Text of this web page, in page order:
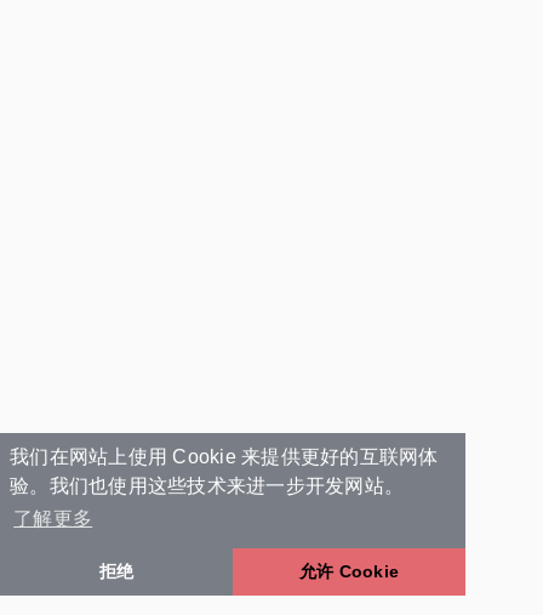
我们在网站上使用 Cookie 来提供更好的互联网体
验。我们也使用这些技术来进一步开发网站。
了解更多
拒绝 允许 Cookie